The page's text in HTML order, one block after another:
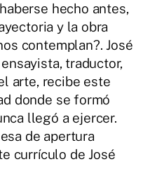
hecho antes,
y la obra
contemplan?. José
traductor,
arte, recibe este
donde se formó
llegó a ejercer.
de apertura
currículo de José